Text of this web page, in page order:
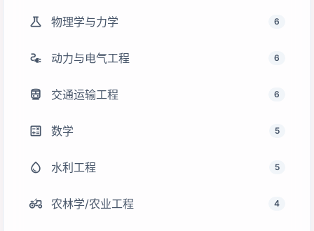
science 物理学与力学 6
electrical_services 动力与电气工程 6
directions_transit 交通运输工程 6
calculate 数学 5
water_drop 水利工程 5
agriculture 农林学/农业工程 4